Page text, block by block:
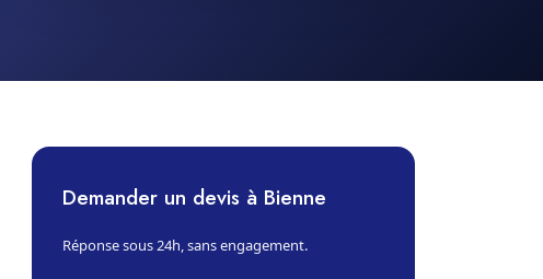
Demander un devis à Bienne
Réponse sous 24h, sans engagement.